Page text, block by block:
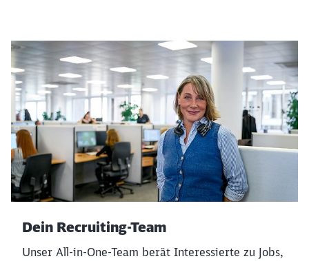
Dein Recruiting-Team
Unser All-in-One-Team berät Interessierte zu Jobs,